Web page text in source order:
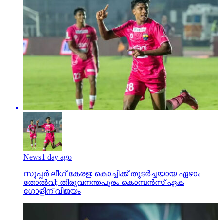
News1 day ago
സൂപ്പര്‍ ലീഗ് കേരള: കൊച്ചിക്ക് തുടര്‍ച്ചയായ ഏഴാം
തോല്‍വി; തിരുവനന്തപുരം കൊമ്പന്‍സ് ഏക
ഗോളിന് വിജയം